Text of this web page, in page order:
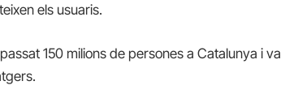
els usuaris.
150 milions de persones a Catalunya i va